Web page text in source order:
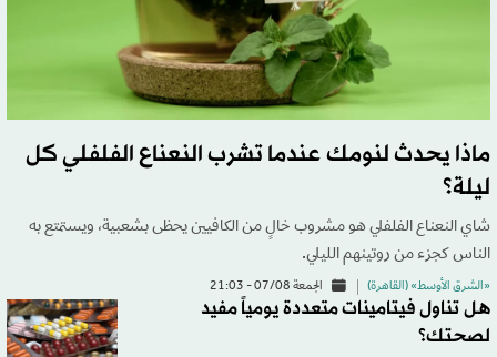
ماذا يحدث لنومك عندما تشرب النعناع الفلفلي كل
ليلة؟
شاي النعناع الفلفلي هو مشروب خالٍ من الكافيين يحظى بشعبية، ويستمتع به
الناس كجزء من روتينهم الليلي.
«الشرق الأوسط» (القاهرة) الجمعة 07/08 - 21:03
هل تناول فيتامينات متعددة يومياً مفيد
لصحتك؟